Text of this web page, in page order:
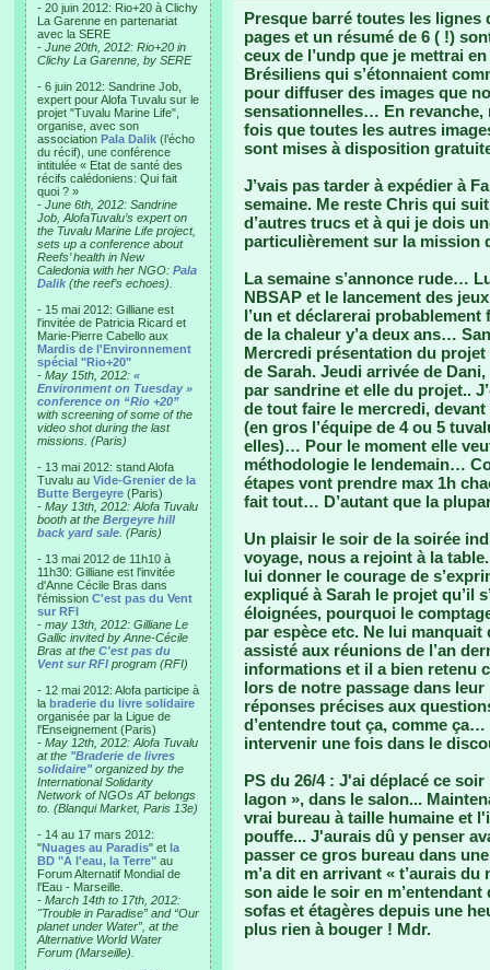
- 20 juin 2012: Rio+20 à Clichy
La Garenne en partenariat
avec la SERE
- June 20th, 2012: Rio+20 in
Clichy La Garenne, by SERE
- 6 juin 2012: Sandrine Job,
expert pour Alofa Tuvalu sur le
projet "Tuvalu Marine Life",
organise, avec son
association Pala Dalik (l’écho
du récif), une conférence
intitulée « Etat de santé des
récifs calédoniens: Qui fait
quoi ? »
- June 6th, 2012: Sandrine
Job, AlofaTuvalu’s expert on
the Tuvalu Marine Life project,
sets up a conference about
Reefs’ health in New
Caledonia with her NGO: Pala
Dalik (the reef’s echoes).
- 15 mai 2012: Gilliane est
l'invitée de Patricia Ricard et
Marie-Pierre Cabello aux
Mardis de l'Environnement
spécial "Rio+20"
- May 15th, 2012: «
Environment on Tuesday »
conference on “Rio +20”
with screening of some of the
video shot during the last
missions. (Paris)
- 13 mai 2012: stand Alofa
Tuvalu au Vide-Grenier de la
Butte Bergeyre (Paris)
- May 13th, 2012: Alofa Tuvalu
booth at the Bergeyre hill
back yard sale . (Paris)
- 13 mai 2012 de 11h10 à
11h30: Gilliane est l'invitée
d'Anne Cécile Bras dans
l'émission C'est pas du Vent
sur RFI
- may 13th, 2012: Gilliane Le
Gallic invited by Anne-Cécile
Bras at the C'est pas du
Vent sur RFI program (RFI)
- 12 mai 2012: Alofa participe à
la braderie du livre solidaire
organisée par la Ligue de
l'Enseignement (Paris)
- May 12th, 2012: Alofa Tuvalu
at the "Braderie de livres
solidaire"organized by the
International Solidarity
Network of NGOs AT belongs
to. (Blanqui Market, Paris 13e)
- 14 au 17 mars 2012:
"Nuages au Paradis" et la
BD "A l'eau, la Terre" au
Forum Alternatif Mondial de
l'Eau - Marseille.
- March 14th to 17th, 2012:
"Trouble in Paradise” and “Our
planet under Water”, at the
Alternative World Water
Forum (Marseille).
Presque barré toutes les lignes
pages et un résumé de 6 ( !)
ceux de l’undp que je mettrai
Brésiliens qui s’étonnaient
pour diffuser des images que
sensationnelles… En revanche,
fois que toutes les autres
sont mises à disposition
J’vais pas tarder à expédier à
semaine. Me reste Chris qui
d’autres trucs et à qui je dois
particulièrement sur la mission
La semaine s’annonce rude…
NBSAP et le lancement des
l’un et déclarerai
de la chaleur y’a deux ans…
Mercredi présentation du
de Sarah. Jeudi arrivée de
par sandrine et elle du projet..
de tout faire le mercredi,
(en gros l’équipe de 4 ou 5
elles)… Pour le moment elle
méthodologie le lendemain…
étapes vont prendre max 1h
fait tout… D’autant que la
Un plaisir le soir de la soirée
voyage, nous a rejoint à la
lui donner le courage de
expliqué à Sarah le projet qu’il
éloignées, pourquoi le
par espèce etc. Ne lui
assisté aux réunions de l’an
informations et il a bien retenu
lors de notre passage dans
réponses précises aux
d’entendre tout ça, comme
intervenir une fois dans le
PS du 26/4 : J'ai déplacé ce
lagon », dans le salon...
vrai bureau à taille humaine et
pouffe... J'aurais dû y penser
passer ce gros bureau dans
m’a dit en arrivant « t’aurais du
son aide le soir en
sofas et étagères depuis une
plus rien à bouger ! Mdr.